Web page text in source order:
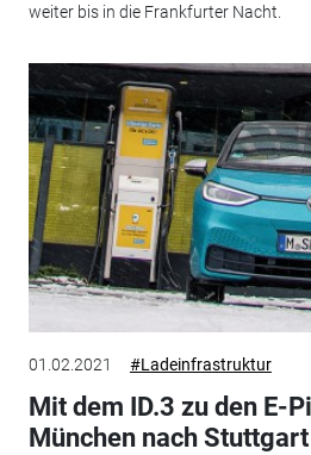
weiter bis in die Frankfurter Nacht.
01.02.2021 #Ladeinfrastruktur
Mit dem ID.3 zu den E-
München nach Stuttgart